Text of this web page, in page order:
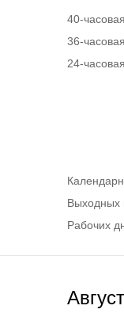
40-
36-
24-
Выходных
Рабочих
Август